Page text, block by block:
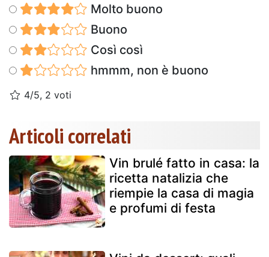
Molto buono
Buono
Così così
hmmm, non è buono
4/5, 2 voti
Articoli correlati
Vin brulé fatto in casa: la
ricetta natalizia che
riempie la casa di magia
e profumi di festa